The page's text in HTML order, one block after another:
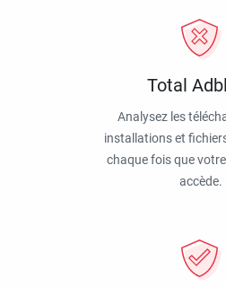
Total
Analysez les
installations et
chaque fois que
accède.